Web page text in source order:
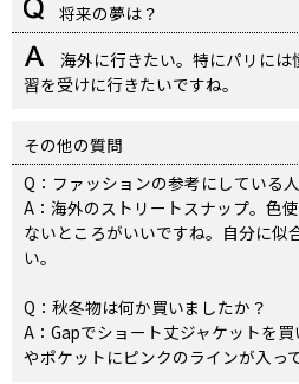
将来の夢は？
海外に行きたい。特にパリに
習を受けに行きたいですね。
その他の質問
Q：ファッションの参考にしている
A：海外のストリートスナップ。色
ないところがいいですね。自分に似
い。
Q：秋冬物は何か買いましたか？
A：Gapでショート丈ジャケットを
やポケットにピンクのラインが入っ